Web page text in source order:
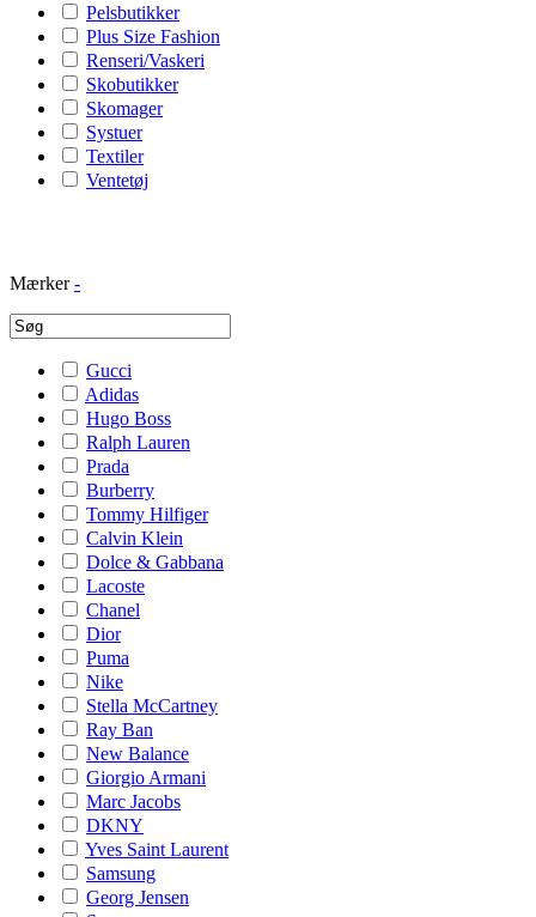
Pelsbutikker
Plus Size Fashion
Renseri/Vaskeri
Skobutikker
Skomager
Systuer
Textiler
Ventetøj
Mærker -
Gucci
Adidas
Hugo Boss
Ralph Lauren
Prada
Burberry
Tommy Hilfiger
Calvin Klein
Dolce & Gabbana
Lacoste
Chanel
Dior
Puma
Nike
Stella McCartney
Ray Ban
New Balance
Giorgio Armani
Marc Jacobs
DKNY
Yves Saint Laurent
Samsung
Georg Jensen